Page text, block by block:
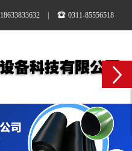
18633833632 0311-85556518